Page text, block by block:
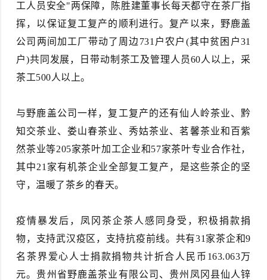
工人员安全"两保障，陈胜建董事长每天都守在茶厂指
挥，以保证复工复产的顺利进行。复产以来，野鹿盖
公司两间加工厂带动了周边731户农户(其中贫困户31
户)共同发展，日带动制茶工及管理人员60人以上，采
茶工500人以上。
与野鹿盖公司一样，复工复产的还有仙人岭茶业、黔
知交茶业、娄山春茶业、秀姑茶业、茗馨茶业和百紫
然茶业等205家茶叶加工企业和57家茶叶专业合作社，
其中21家有机茶企业全部复工复产，是这些茶企的坚
守，温暖了茶乡的春天。
疫情暴发后，凤冈茶企茶人感同身受，积极捐款捐
物，支持武汉疫区，支持抗疫前线。共有31家茶企和9
名茶界爱心人士捐款捐物共计折合人民币163.063万
元。贵州省野鹿盖茶业有限公司、贵州凤冈县仙人锌